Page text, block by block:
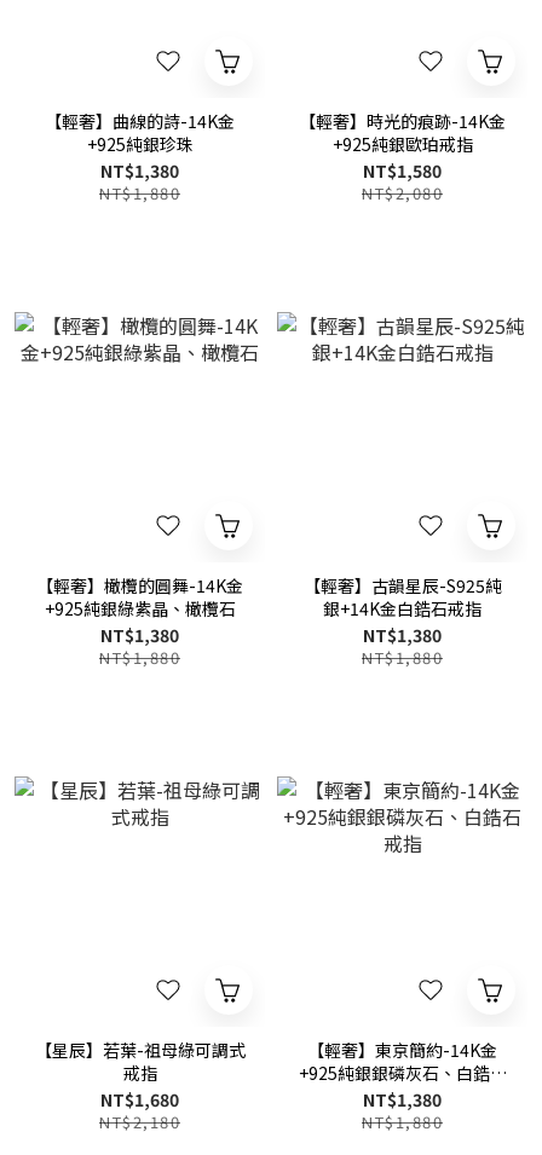
【輕奢】曲線的詩-14K金
+925純銀珍珠
NT$1,380
NT$1,880
【輕奢】時光的痕跡-14K金
+925純銀歐珀戒指
NT$1,580
NT$2,080
【輕奢】橄欖的圓舞-14K金
+925純銀綠紫晶、橄欖石
NT$1,380
NT$1,880
【輕奢】古韻星辰-S925純
銀+14K金白鋯石戒指
NT$1,380
NT$1,880
【星辰】若葉-祖母綠可調式
戒指
NT$1,680
NT$2,180
【輕奢】東京簡約-14K金
+925純銀銀磷灰石、白鋯石
戒指
NT$1,380
NT$1,880